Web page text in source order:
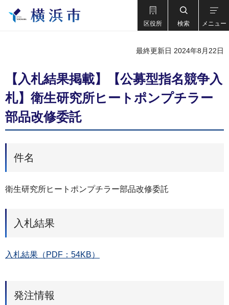
区役所 検索 メニュー
最終更新日 2024年8月22日
【入札結果掲載】【公募型指名競争⼊
札】衛生研究所ヒートポンプチラー
部品改修委託
件名
衛生研究所ヒートポンプチラー部品改修委託
入札結果
入札結果（PDF：54KB）
発注情報